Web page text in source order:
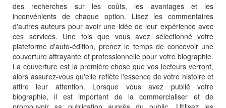
des recherches sur les coûts, les avantages et les
inconvénients de chaque option. Lisez les commentaires
d'autres auteurs pour avoir une idée de leur expérience avec
ces services. Une fois que vous avez sélectionné votre
plateforme d'auto-édition, prenez le temps de concevoir une
couverture attrayante et professionnelle pour votre biographie.
La couverture est la première chose que vos lecteurs verront,
alors assurez-vous qu'elle reflète l'essence de votre histoire et
attire leur attention. Lorsque vous avez publié votre
biographie, il est important de la commercialiser et de